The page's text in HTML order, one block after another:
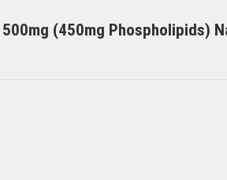
(450mg Phospholipids)